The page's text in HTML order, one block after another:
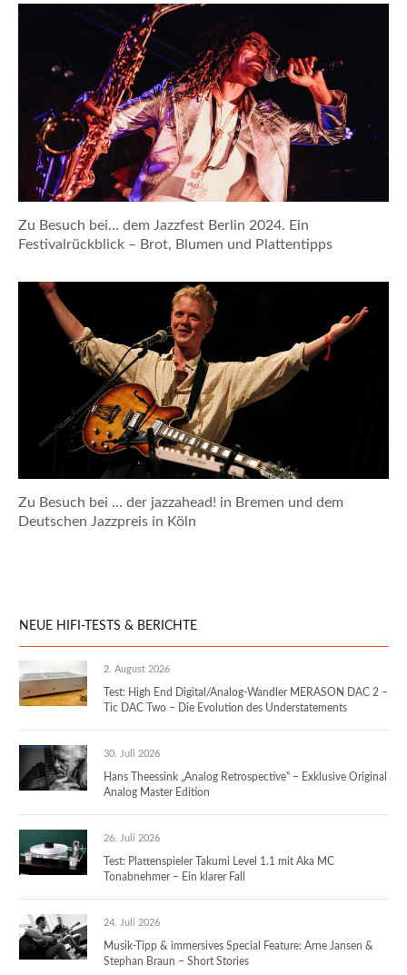
Zu Besuch bei… dem Jazzfest Berlin 2024. Ein
Festivalrückblick – Brot, Blumen und Plattentipps
Zu Besuch bei … der jazzahead! in Bremen und dem
Deutschen Jazzpreis in Köln
NEUE HIFI-TESTS & BERICHTE
2. August 2026
Test: High End Digital/Analog-Wandler MERASON DAC 2 –
Tic DAC Two – Die Evolution des Understatements
30. Juli 2026
Hans Theessink „Analog Retrospective“ – Exklusive Original
Analog Master Edition
26. Juli 2026
Test: Plattenspieler Takumi Level 1.1 mit Aka MC
Tonabnehmer – Ein klarer Fall
24. Juli 2026
Musik-Tipp & immersives Special Feature: Arne Jansen &
Stephan Braun – Short Stories